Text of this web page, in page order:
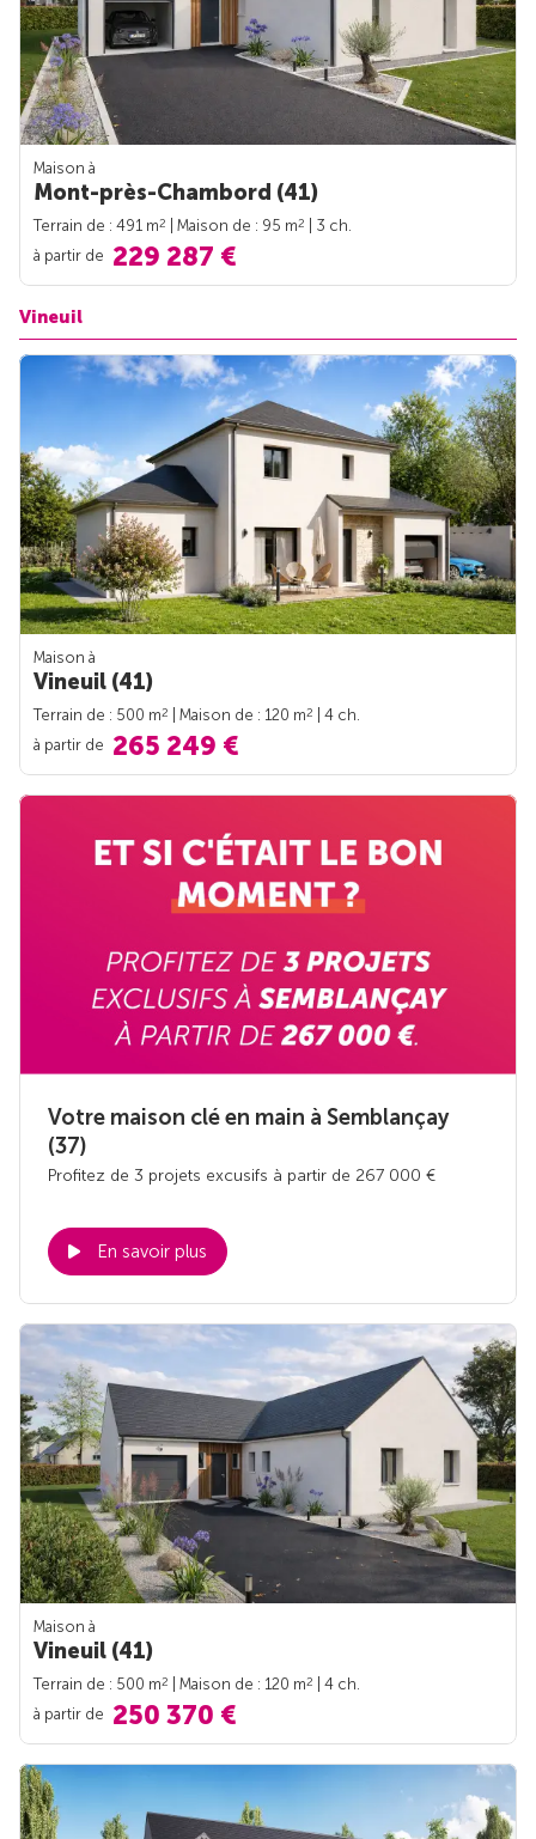
Maison à
Mont-près-Chambord (41)
Terrain de : 491 m2 | Maison de : 95 m2
| 3 ch.
à partir de 229 287 €
Vineuil
Maison à
Vineuil (41)
Terrain de : 500 m2 | Maison de : 120 m2
| 4 ch.
à partir de 265 249 €
Votre maison clé en main à Semblançay
(37)
Profitez de 3 projets excusifs à partir de 267 000 €
En savoir plus
Maison à
Vineuil (41)
Terrain de : 500 m2 | Maison de : 120 m2
| 4 ch.
à partir de 250 370 €